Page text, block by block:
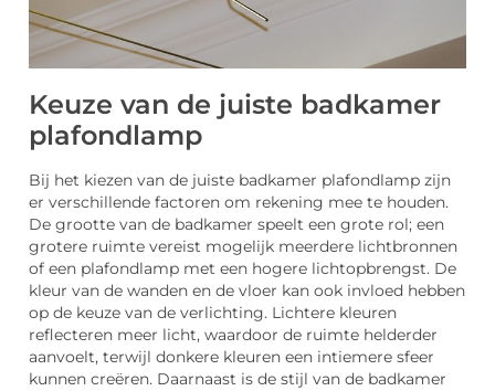
Keuze van de juiste badkamer
plafondlamp
Bij het kiezen van de juiste badkamer plafondlamp zijn
er verschillende factoren om rekening mee te houden.
De grootte van de badkamer speelt een grote rol; een
grotere ruimte vereist mogelijk meerdere lichtbronnen
of een plafondlamp met een hogere lichtopbrengst. De
kleur van de wanden en de vloer kan ook invloed hebben
op de keuze van de verlichting. Lichtere kleuren
reflecteren meer licht, waardoor de ruimte helderder
aanvoelt, terwijl donkere kleuren een intiemere sfeer
kunnen creëren. Daarnaast is de stijl van de badkamer